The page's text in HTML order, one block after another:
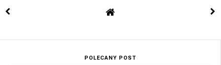
POLECANY POST